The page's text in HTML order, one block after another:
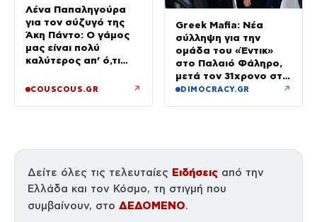
Λένα Παπαληγούρα
για τον σύζυγό της
Άκη Πάντο: Ο γάμος
μας είναι πολύ
καλύτερος απ’ ό,τι
COUSCOUS.GR ↗
Greek Mafia: Νέα
σύλληψη για την
ομάδα του «Έντικ»
στο Παλαιό Φάληρο,
μετά τον 31χρονο στη
Γερμανία
DIMOCRACY.GR ↗
Δείτε όλες τις τελευταίες Ειδήσεις από την
Ελλάδα και τον Κόσμο, τη στιγμή που
συμβαίνουν, στο ΔΕΔΟΜΕΝΟ.